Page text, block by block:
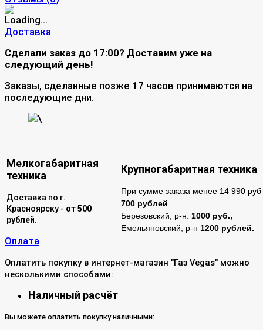
Доставка
Сделали заказ до 17:00? Доставим уже на
следующий день!
Заказы, сделанные позже 17 часов принимаются на
последующие дни.
\
Мелкогабаритная
техника
Крупногабаритная техника
Доставка по г.
Красноярску - от 500
рублей.
При сумме заказа менее 14 990 руб
700 рублей
Березовский, р-н: 1000 руб.,
Емельяновский, р-н 1200 рублей.
Оплата
Оплатить покупку в интернет-магазин "Газ Vegas" можно
несколькими способами:
Наличный расчёт
Вы можете оплатить покупку наличными: